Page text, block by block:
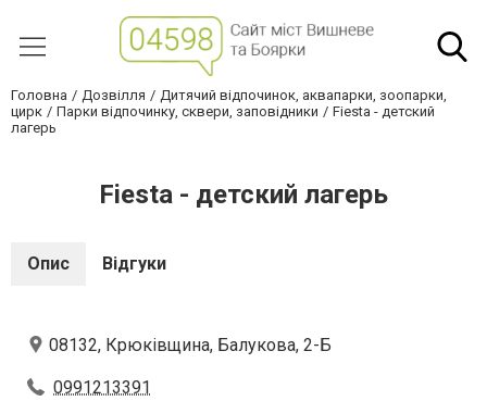
Головна Дозвілля
Дитячий відпочинок, аквапарки, зоопарки,
цирк
Парки відпочинку, сквери, заповідники
Fiesta - детский
лагерь
Fiesta - детский лагерь
Опис Відгуки
08132, Крюківщина, Балукова, 2-Б
0991213391